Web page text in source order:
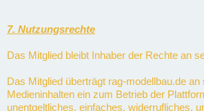
7. Nutzungsrechte
Das Mitglied bleibt Inhaber der Rechte an
Das Mitglied überträgt rag-modellbau.de an
Medieninhalten ein zum Betrieb der
unentgeltliches, einfaches, widerrufliches,